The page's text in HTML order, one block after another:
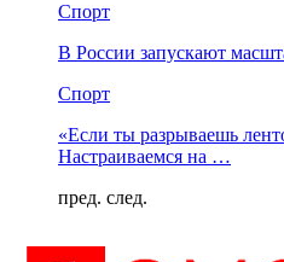
Спорт
В России запускают
Спорт
«Если ты разрываешь
Настраиваемся на …
пред. след.